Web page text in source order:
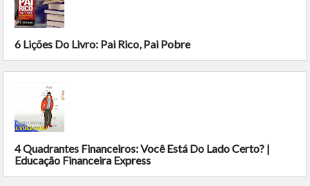
6 Lições Do Livro: Pai Rico, Pai Pobre
4 Quadrantes Financeiros: Você Está Do Lado Certo? |
Educação Financeira Express